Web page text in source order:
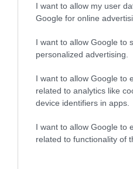
I want to allow my user
Google for online
I want to allow Google to
personalized advertising.
I want to allow Google to
related to analytics like
device identifiers in apps.
I want to allow Google to
related to functionality of
tippek,Budapest